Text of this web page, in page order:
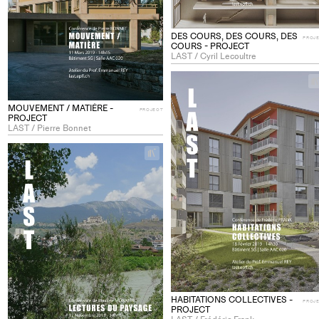
DES COURS, DES COURS, DES
COURS - PROJECT
LAST / Cyril Lecoultre
MOUVEMENT / MATIÈRE -
PROJECT
LAST / Pierre Bonnet
PROJECT
HABITATIONS COLLECTIVES -
PROJECT
+
Add
project
collections